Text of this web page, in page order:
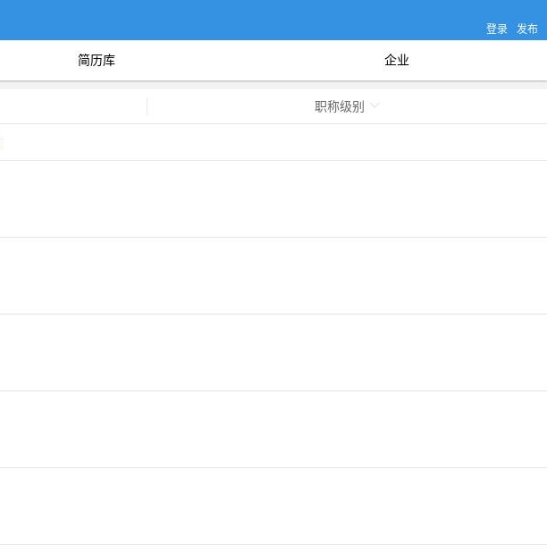
登录 发布
简历库 企业
职称级别